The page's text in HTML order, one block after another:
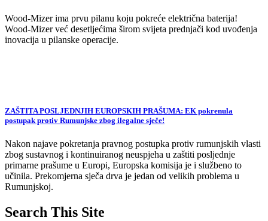
Wood-Mizer ima prvu pilanu koju pokreće električna baterija!
Wood-Mizer već desetljećima širom svijeta prednjači kod uvođenja
inovacija u pilanske operacije.
ZAŠTITA POSLJEDNJIH EUROPSKIH PRAŠUMA: EK pokrenula
postupak protiv Rumunjske zbog ilegalne sječe!
Nakon najave pokretanja pravnog postupka protiv rumunjskih vlasti
zbog sustavnog i kontinuiranog neuspjeha u zaštiti posljednje
primarne prašume u Europi, Europska komisija je i službeno to
učinila. Prekomjerna sječa drva je jedan od velikih problema u
Rumunjskoj.
Search This Site